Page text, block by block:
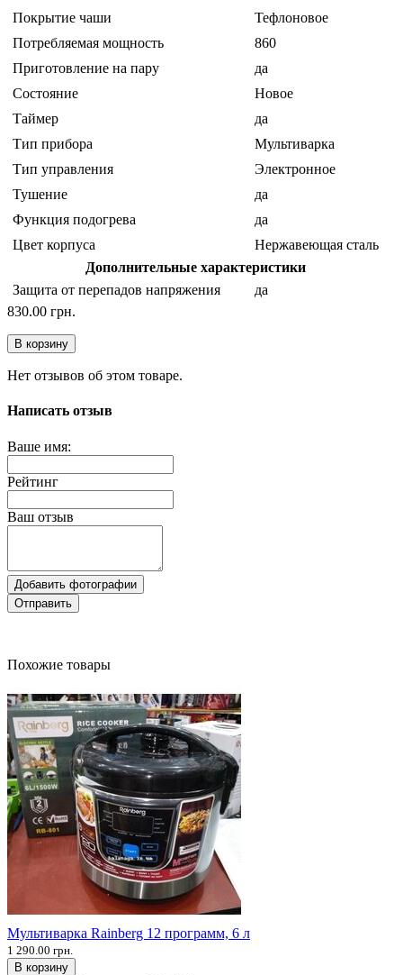
Покрытие чаши
Тефлоновое
Потребляемая мощность
860
Приготовление на пару
да
Состояние
Новое
Таймер
да
Тип прибора
Мультиварка
Тип управления
Электронное
Тушение
да
Функция подогрева
да
Цвет корпуса
Нержавеющая сталь
Дополнительные характеристики
Защита от перепадов напряжения
да
830.00 грн.
В корзину
Нет отзывов об этом товаре.
Написать отзыв
Ваше имя:
Рейтинг
Ваш отзыв
Добавить фотографии
Отправить
Похожие товары
Мультиварка Rainberg 12 программ, 6 л
1 290.00 грн.
В корзину